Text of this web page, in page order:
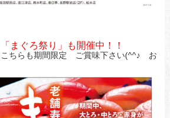
「まぐろ祭り」も開催中！！
定 ご賞味下さい(^^♪ お